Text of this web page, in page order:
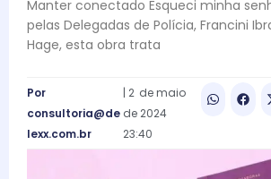
Manter conectado Esqueci minha
pelas Delegadas de Polícia, Francini
Hage, esta obra trata
Por
consultoria@de
lexx.com.br
| 2 demaio
de 2024
23:40